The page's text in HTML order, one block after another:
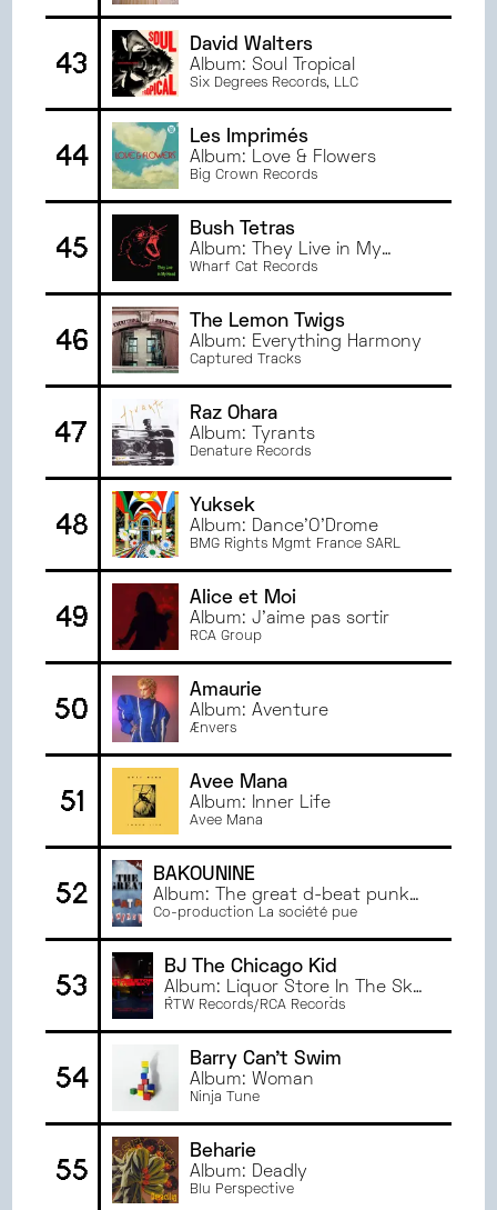
43
David Walters
Album: Soul Tropical
Six Degrees Records, LLC
44
Les Imprimés
Album: Love & Flowers
Big Crown Records
45
Bush Tetras
Album: They Live in My
Head
Wharf Cat Records
46
The Lemon Twigs
Album: Everything Harmony
Captured Tracks
47
Raz Ohara
Album: Tyrants
Denature Records
48
Yuksek
Album: Dance'O'Drome
BMG Rights Mgmt France SARL
49
Alice et Moi
Album: J'aime pas sortir
RCA Group
50
Amaurie
Album: Aventure
Ænvers
51
Avee Mana
Album: Inner Life
Avee Mana
52
BAKOUNINE
Album: The great d-beat punk
swindle – split LP Bakounine /
Co-production La société pue
53
BJ The Chicago Kid
Album: Liquor Store In The Sky
(feat. Freddie Gibbs)
RTW Records/RCA Records
54
Barry Can't Swim
Album: Woman
Ninja Tune
55
Beharie
Album: Deadly
Blu Perspective